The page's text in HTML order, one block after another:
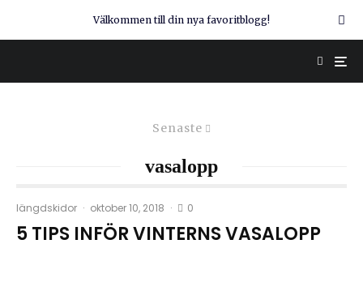
Välkommen till din nya favoritblogg!
Senaste
vasalopp
längdskidor · oktober 10, 2018 · 0
5 TIPS INFÖR VINTERNS VASALOPP